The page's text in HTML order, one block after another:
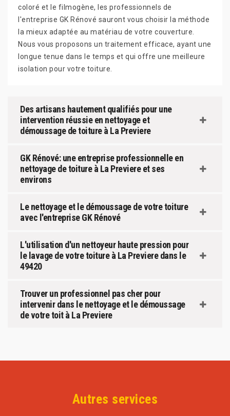
coloré et le filmogène, les professionnels de
l'entreprise GK Rénové sauront vous choisir la méthode
la mieux adaptée au matériau de votre couverture.
Nous vous proposons un traitement efficace, ayant une
longue tenue dans le temps et qui offre une meilleure
isolation pour votre toiture.
Des artisans hautement qualifiés pour une
intervention réussie en nettoyage et
démoussage de toiture à La Previere
GK Rénové: une entreprise professionnelle en
nettoyage de toiture à La Previere et ses
environs
Le nettoyage et le démoussage de votre toiture
avec l'entreprise GK Rénové
L'utilisation d'un nettoyeur haute pression pour
le lavage de votre toiture à La Previere dans le
49420
Trouver un professionnel pas cher pour
intervenir dans le nettoyage et le démoussage
de votre toit à La Previere
Autres services